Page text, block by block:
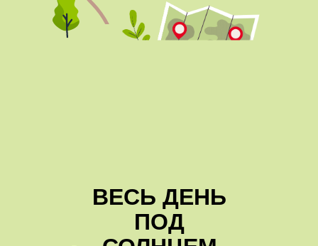
ВЕСЬ ДЕНЬ
ПОД